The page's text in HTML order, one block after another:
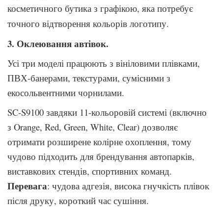
косметичного бутика з графікою, яка потребує
точного відтворення кольорів логотипу.
3. Оклеювання автівок.
Усі три моделі працюють з вініловими плівками,
ПВХ-банерами, текстурами, сумісними з
екосольвентними чорнилами.
SC-S9100 завдяки 11-кольоровій системі (включно
з Orange, Red, Green, White, Clear) дозволяє
отримати розширене колірне охоплення, тому
чудово підходить для брендування автопарків,
виставкових стендів, спортивних команд.
Перевага: чудова адгезія, висока гнучкість плівок
після друку, короткий час сушіння.